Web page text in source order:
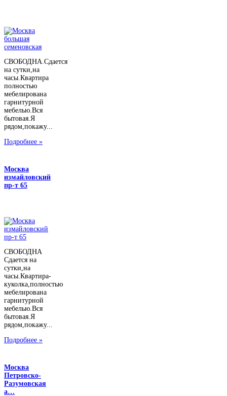
СВОБОДНА.Сдается
на сутки,на
часы.Квартира
полностью
мебелирована
гарнитурной
мебелью.Вся
бытовая.Я
рядом,покажу...
Подробнее »
Москва
измайловский
пр-т 65
СВОБОДНА
Сдается на
сутки,на
часы.Квартира-
куколка,полностью
мебелирована
гарнитурной
мебелью.Вся
бытовая.Я
рядом,покажу...
Подробнее »
Москва
Петровско-
Разумовская
а…